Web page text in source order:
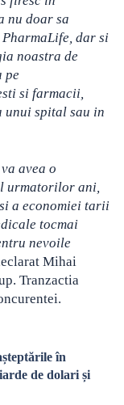
nu doar sa
dar si
noastra de
pe
si farmacii,
spital sau in
avea o
urmatorilor ani,
a economiei tarii
tocmai
nevoile
Mihai
Tranzactia
în
de dolari și